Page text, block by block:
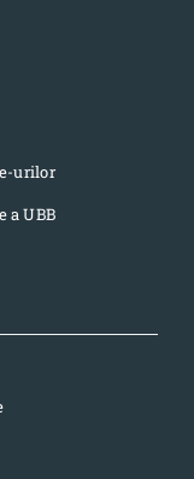
urilor
a UBB